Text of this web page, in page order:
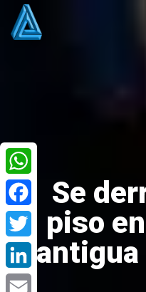
Se
piso
antigua
WhatsApp
Facebook
Twitter
LinkedIn